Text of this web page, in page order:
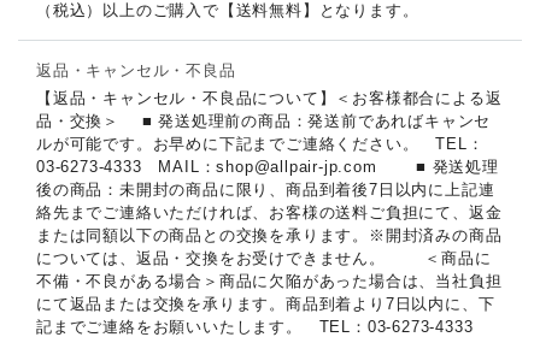
（税込）以上のご購入で【送料無料】となります。
返品・キャンセル・不良品
【返品・キャンセル・不良品について】＜お客様都合による返
品・交換＞ ■ 発送処理前の商品：発送前であればキャンセ
ルが可能です。お早めに下記までご連絡ください。 TEL：
03-6273-4333 MAIL：shop@allpair-jp.com ■ 発送処理
後の商品：未開封の商品に限り、商品到着後7日以内に上記連
絡先までご連絡いただければ、お客様の送料ご負担にて、返金
または同額以下の商品との交換を承ります。※開封済みの商品
については、返品・交換をお受けできません。 ＜商品に
不備・不良がある場合＞商品に欠陥があった場合は、当社負担
にて返品または交換を承ります。商品到着より7日以内に、下
記までご連絡をお願いいたします。 TEL：03-6273-4333